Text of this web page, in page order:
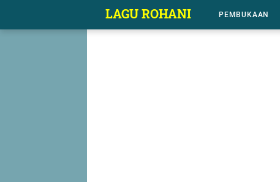
LAGU ROHANI PEMBUKAAN